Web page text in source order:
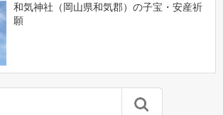
和気神社（岡山県和気郡）の子宝・安産祈
願